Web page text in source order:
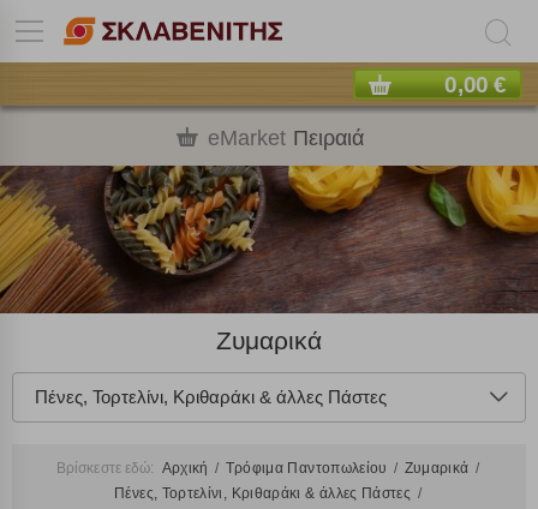
0,00 €
eMarket Πειραιά
Ζυμαρικά
Πένες, Τορτελίνι, Κριθαράκι & άλλες Πάστες
Βρίσκεστε εδώ: Αρχική Τρόφιμα Παντοπωλείου
Ζυμαρικά
Πένες, Τορτελίνι, Κριθαράκι & άλλες Πάστες